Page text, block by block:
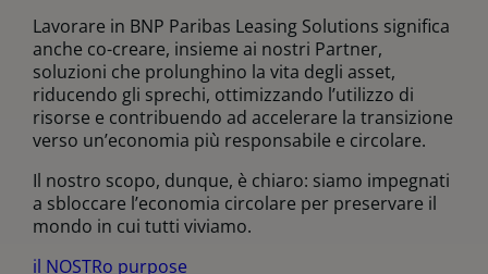
Lavorare in BNP Paribas Leasing Solutions significa
anche co-creare, insieme ai nostri Partner,
soluzioni che prolunghino la vita degli asset,
riducendo gli sprechi, ottimizzando l’utilizzo di
risorse e contribuendo ad accelerare la transizione
verso un’economia più responsabile e circolare.
Il nostro scopo, dunque, è chiaro: siamo impegnati
a sbloccare l’economia circolare per preservare il
mondo in cui tutti viviamo.
il NOSTRo purpose